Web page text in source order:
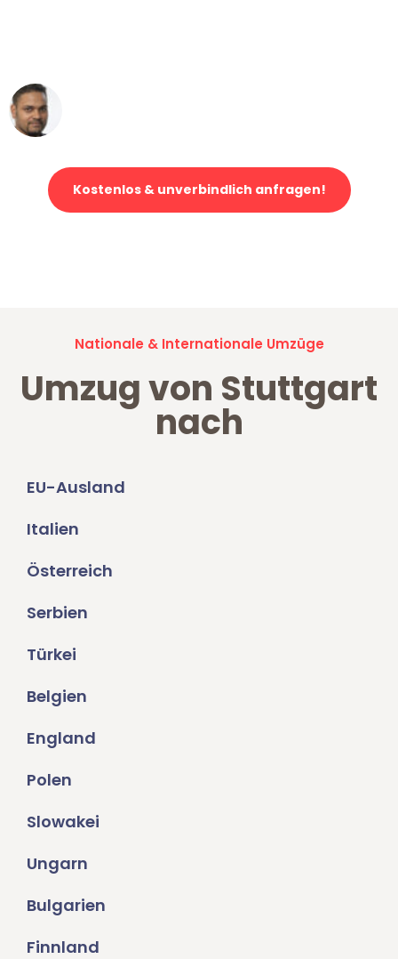
Kostenlos & unverbindlich anfragen!
Nationale & Internationale Umzüge
Umzug von Stuttgart
nach
EU-Ausland
Italien
Österreich
Serbien
Türkei
Belgien
England
Polen
Slowakei
Ungarn
Bulgarien
Finnland